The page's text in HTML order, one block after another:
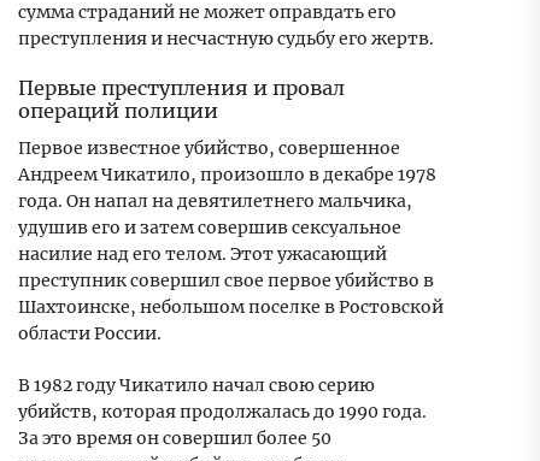
сумма страданий не может оправдать его
преступления и несчастную судьбу его жертв.
Первые преступления и провал
операций полиции
Первое известное убийство, совершенное
Андреем Чикатило, произошло в декабре 1978
года. Он напал на девятилетнего мальчика,
удушив его и затем совершив сексуальное
насилие над его телом. Этот ужасающий
преступник совершил свое первое убийство в
Шахтоинске, небольшом поселке в Ростовской
области России.
В 1982 году Чикатило начал свою серию
убийств, которая продолжалась до 1990 года.
За это время он совершил более 50